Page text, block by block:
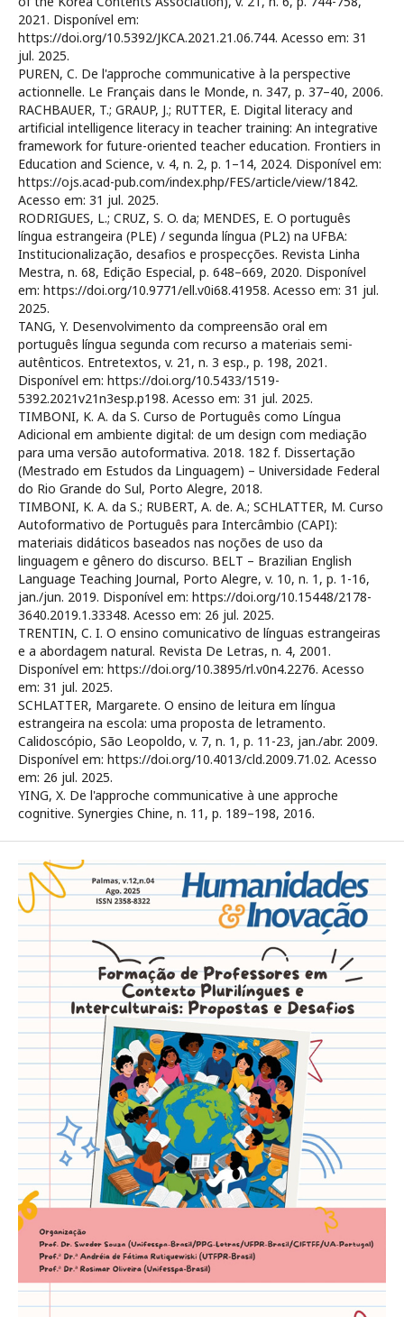
2021. Disponível em:
https://doi.org/10.5392/JKCA.2021.21.06.744. Acesso em: 31
jul. 2025.
PUREN, C. De l'approche communicative à la perspective
actionnelle. Le Français dans le Monde, n. 347, p. 37–40, 2006.
RACHBAUER, T.; GRAUP, J.; RUTTER, E. Digital literacy and
artificial intelligence literacy in teacher training: An integrative
framework for future-oriented teacher education. Frontiers in
Education and Science, v. 4, n. 2, p. 1–14, 2024. Disponível em:
https://ojs.acad-pub.com/index.php/FES/article/view/1842.
Acesso em: 31 jul. 2025.
RODRIGUES, L.; CRUZ, S. O. da; MENDES, E. O português
língua estrangeira (PLE) / segunda língua (PL2) na UFBA:
Institucionalização, desafios e prospecções. Revista Linha
Mestra, n. 68, Edição Especial, p. 648–669, 2020. Disponível
em: https://doi.org/10.9771/ell.v0i68.41958. Acesso em: 31 jul.
2025.
TANG, Y. Desenvolvimento da compreensão oral em
português língua segunda com recurso a materiais semi-
autênticos. Entretextos, v. 21, n. 3 esp., p. 198, 2021.
Disponível em: https://doi.org/10.5433/1519-
5392.2021v21n3esp.p198. Acesso em: 31 jul. 2025.
TIMBONI, K. A. da S. Curso de Português como Língua
Adicional em ambiente digital: de um design com mediação
para uma versão autoformativa. 2018. 182 f. Dissertação
(Mestrado em Estudos da Linguagem) – Universidade Federal
do Rio Grande do Sul, Porto Alegre, 2018.
TIMBONI, K. A. da S.; RUBERT, A. de. A.; SCHLATTER, M. Curso
Autoformativo de Português para Intercâmbio (CAPI):
materiais didáticos baseados nas noções de uso da
linguagem e gênero do discurso. BELT – Brazilian English
Language Teaching Journal, Porto Alegre, v. 10, n. 1, p. 1-16,
jan./jun. 2019. Disponível em: https://doi.org/10.15448/2178-
3640.2019.1.33348. Acesso em: 26 jul. 2025.
TRENTIN, C. I. O ensino comunicativo de línguas estrangeiras
e a abordagem natural. Revista De Letras, n. 4, 2001.
Disponível em: https://doi.org/10.3895/rl.v0n4.2276. Acesso
em: 31 jul. 2025.
SCHLATTER, Margarete. O ensino de leitura em língua
estrangeira na escola: uma proposta de letramento.
Calidoscópio, São Leopoldo, v. 7, n. 1, p. 11-23, jan./abr. 2009.
Disponível em: https://doi.org/10.4013/cld.2009.71.02. Acesso
em: 26 jul. 2025.
YING, X. De l'approche communicative à une approche
cognitive. Synergies Chine, n. 11, p. 189–198, 2016.